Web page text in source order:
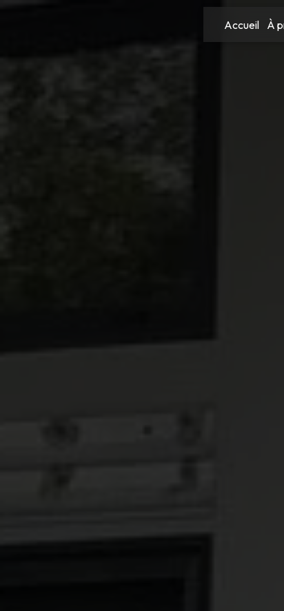
Accueil À
Panneau de gestion des cookies